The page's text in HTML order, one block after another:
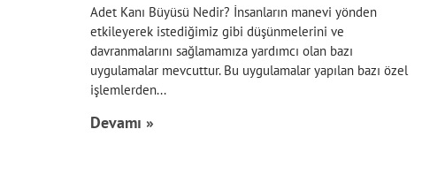
Adet Kanı Büyüsü Nedir? İnsanların manevi yönden
etkileyerek istediğimiz gibi düşünmelerini ve
davranmalarını sağlamamıza yardımcı olan bazı
uygulamalar mevcuttur. Bu uygulamalar yapılan bazı özel
işlemlerden
Devamı »